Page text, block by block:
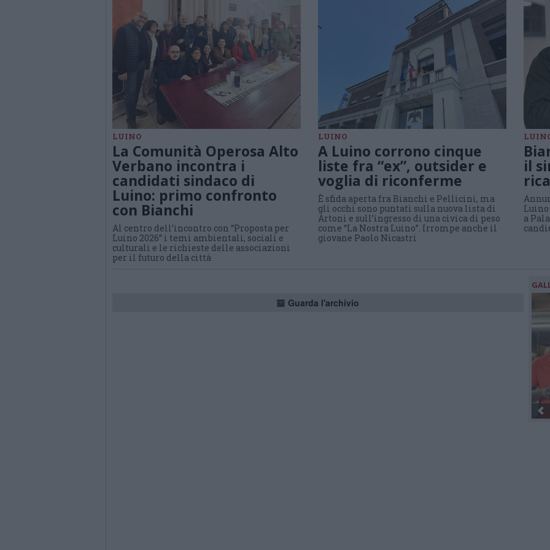
LUINO
La Comunità Operosa Alto
Verbano incontra i
candidati sindaco di
Luino: primo confronto
con Bianchi
Al centro dell’incontro con “Proposta per
Luino 2026” i temi ambientali, sociali e
culturali e le richieste delle associazioni
per il futuro della città
LUINO
A Luino corrono cinque
liste fra “ex”, outsider e
voglia di riconferme
È sfida aperta fra Bianchi e Pellicini, ma
gli occhi sono puntati sulla nuova lista di
Artoni e sull’ingresso di una civica di peso
come “La Nostra Luino”. Irrompe anche il
giovane Paolo Nicastri
il
Luino
a
Guarda l'archivio